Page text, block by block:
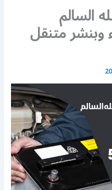
السالم
كهرباء وبنشر متنقل